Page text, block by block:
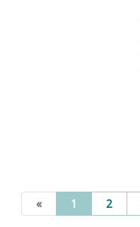
« 1 (current)
2